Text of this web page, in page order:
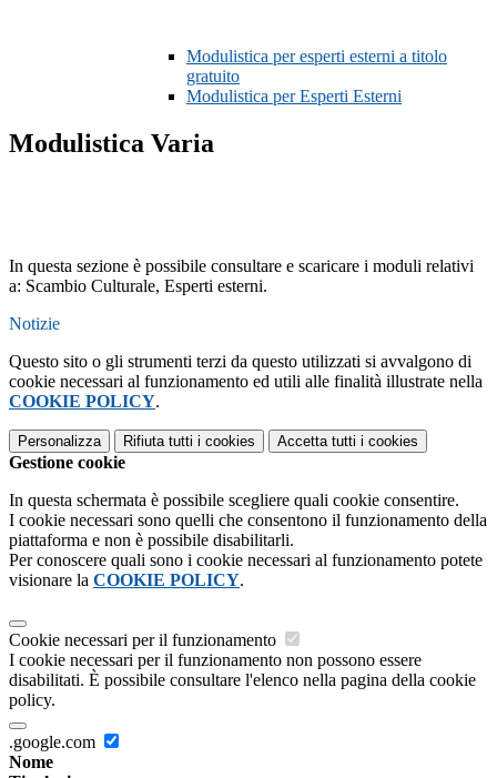
Modulistica per esperti esterni a titolo
gratuito
Modulistica per Esperti Esterni
Modulistica Varia
In questa sezione è possibile consultare e scaricare i moduli relativi
a: Scambio Culturale, Esperti esterni.
Notizie
Questo sito o gli strumenti terzi da questo utilizzati si avvalgono di
cookie necessari al funzionamento ed utili alle finalità illustrate nella
COOKIE POLICY.
Personalizza Rifiuta tutti i cookies Accetta tutti i cookies
Gestione cookie
In questa schermata è possibile scegliere quali cookie consentire.
I cookie necessari sono quelli che consentono il funzionamento della
piattaforma e non è possibile disabilitarli.
Per conoscere quali sono i cookie necessari al funzionamento potete
visionare la COOKIE POLICY.
Cookie necessari per il funzionamento
I cookie necessari per il funzionamento non possono essere
disabilitati. È possibile consultare l'elenco nella pagina della cookie
policy.
.google.com
Nome